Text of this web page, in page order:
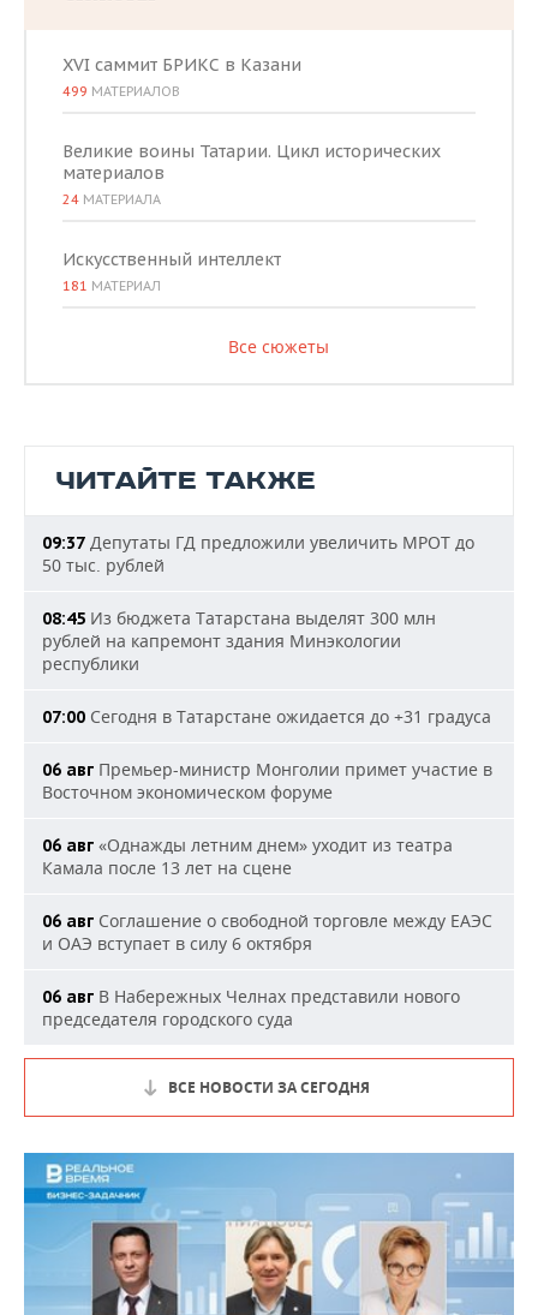
XVI саммит БРИКС в Казани
499 МАТЕРИАЛОВ
Великие воины Татарии. Цикл исторических
материалов
24 МАТЕРИАЛА
Искусственный интеллект
181 МАТЕРИАЛ
Все сюжеты
ЧИТАЙТЕ ТАКЖЕ
09:37 Депутаты ГД предложили увеличить МРОТ до
50 тыс. рублей
08:45 Из бюджета Татарстана выделят 300 млн
рублей на капремонт здания Минэкологии
республики
07:00 Сегодня в Татарстане ожидается до +31 градуса
06 авг Премьер-министр Монголии примет участие в
Восточном экономическом форуме
06 авг «Однажды летним днем» уходит из театра
Камала после 13 лет на сцене
06 авг Соглашение о свободной торговле между ЕАЭС
и ОАЭ вступает в силу 6 октября
06 авг В Набережных Челнах представили нового
председателя городского суда
ВСЕ НОВОСТИ ЗА СЕГОДНЯ